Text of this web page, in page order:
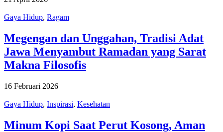
Gaya Hidup, Ragam
Megengan dan Unggahan, Tradisi Adat
Jawa Menyambut Ramadan yang Sarat
Makna Filosofis
16 Februari 2026
Gaya Hidup, Inspirasi, Kesehatan
Minum Kopi Saat Perut Kosong, Aman